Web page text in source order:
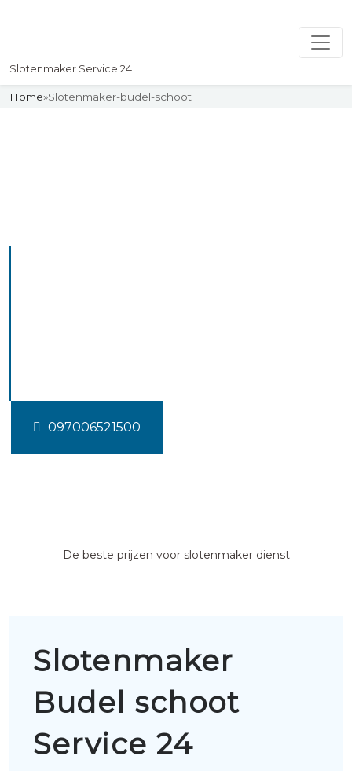
Slotenmaker Service 24
Home»Slotenmaker-budel-schoot
097006521500
De beste prijzen voor slotenmaker dienst
Slotenmaker
Budel schoot
Service 24